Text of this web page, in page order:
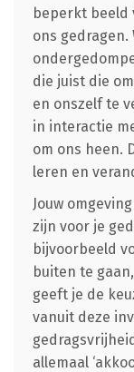
beperkt beeld
ons gedragen.
die juist die
en onszelf te
in interactie
om ons heen.
leren en
Jouw
zijn voor je
bijvoorbeeld
buiten te
geeft je de
vanuit deze
allemaal